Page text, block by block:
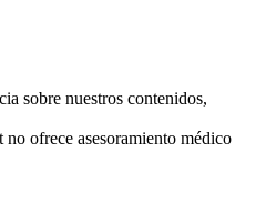
sobre nuestros contenidos,
ofrece asesoramiento médico